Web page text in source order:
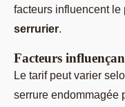
facteurs influencent le
serrurier.
Facteurs
Le tarif peut varier
serrure endommagée